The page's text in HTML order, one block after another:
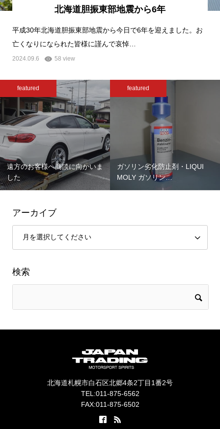
北海道胆振東部地震から6年
平成30年北海道胆振東部地震から今日で6年を迎えました。お
亡くなりになられた皆様に謹んで哀悼…
2024.09.6 58 view
featured
遠方のお客様へ商談に向かいま
した
featured
ガソリン劣化防止剤・LIQUI
MOLY ガソリン…
アーカイブ
検索
北海道札幌市白石区北郷4条2丁目1番2号
TEL:011-875-6562
FAX:011-875-6502